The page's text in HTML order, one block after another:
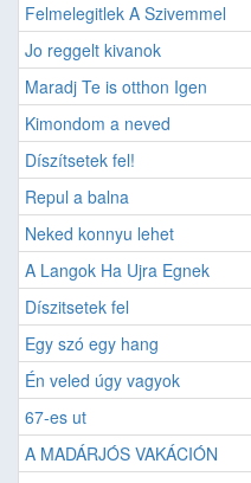
Felmelegitlek A Szivemmel
Jo reggelt kivanok
Maradj Te is otthon Igen
Kimondom a neved
Díszítsetek fel!
Repul a balna
Neked konnyu lehet
A Langok Ha Ujra Egnek
Díszitsetek fel
Egy szó egy hang
Én veled úgy vagyok
67-es ut
A MADÁRJÓS VAKÁCIÓN